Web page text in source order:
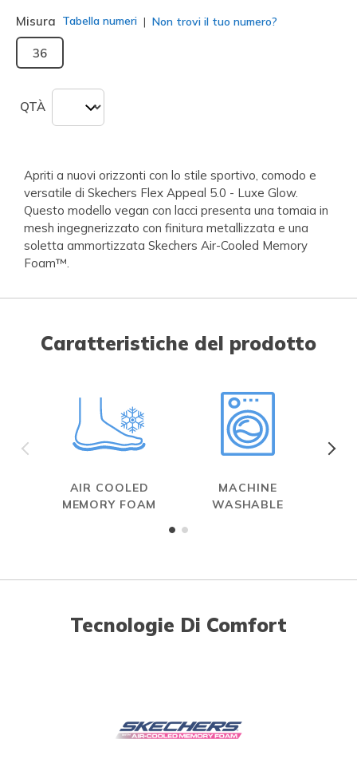
Misura Tabella numeri Non trovi il tuo numero?
36
QTÀ
Apriti a nuovi orizzonti con lo stile sportivo, comodo e
versatile di Skechers Flex Appeal 5.0 - Luxe Glow.
Questo modello vegan con lacci presenta una tomaia in
mesh ingegnerizzato con finitura metallizzata e una
soletta ammortizzata Skechers Air-Cooled Memory
Foam™.
Caratteristiche del prodotto
AIR COOLED
MEMORY FOAM
MACHINE
WASHABLE
Tecnologie Di Comfort